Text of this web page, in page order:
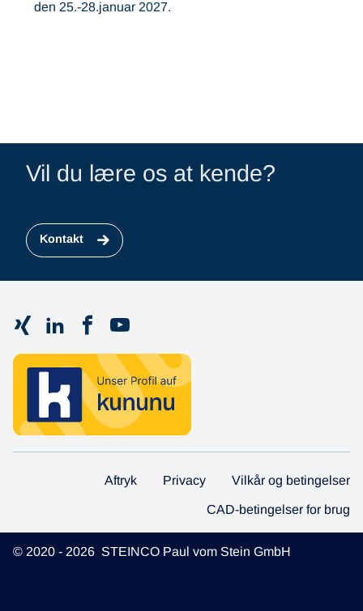
den 25.-28.januar 2027.
Vil du lære os at kende?
Kontakt
Aftryk Privacy Vilkår og betingelser
CAD-betingelser for brug
© 2020 - 2026 STEINCO Paul vom Stein GmbH